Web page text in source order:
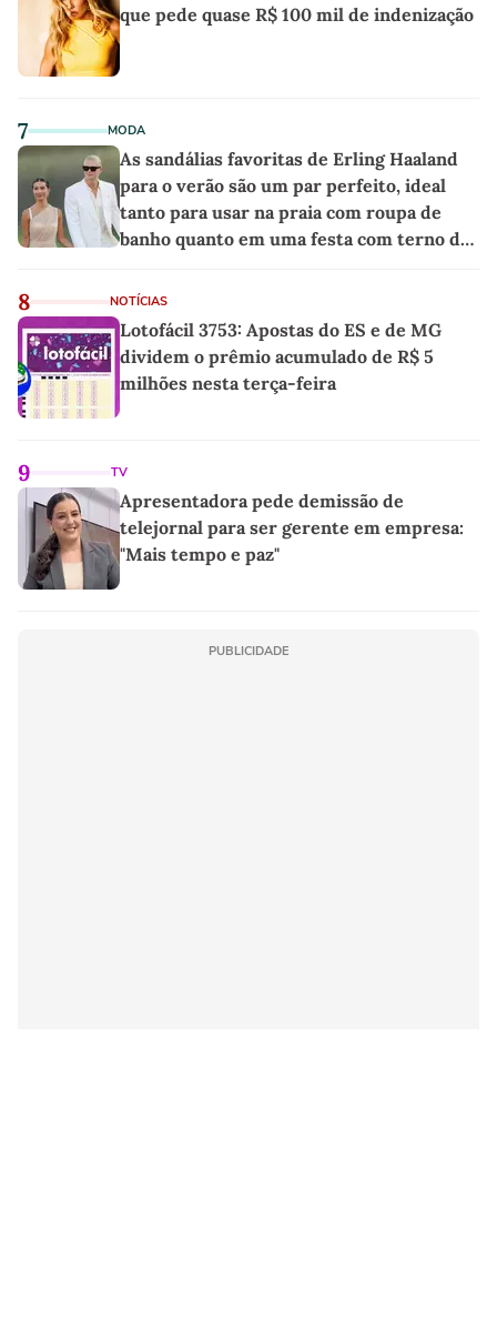
que pede quase R$ 100 mil de indenização
7 MODA
As sandálias favoritas de Erling Haaland
para o verão são um par perfeito, ideal
tanto para usar na praia com roupa de
banho quanto em uma festa com terno de
8 NOTÍCIAS
Lotofácil 3753: Apostas do ES e de MG
dividem o prêmio acumulado de R$ 5
milhões nesta terça-feira
9 TV
Apresentadora pede demissão de
telejornal para ser gerente em empresa:
"Mais tempo e paz"
PUBLICIDADE